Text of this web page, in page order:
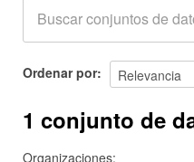
Acerca de
Ordenar por
1 conjunto de
Organizaciones: